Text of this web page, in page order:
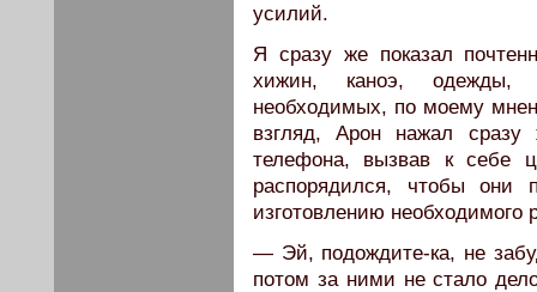
усилий.
Я сразу же показал
хижин, каноэ, одежды,
необходимых, по моему
взгляд, Арон нажал сразу
телефона, вызвав к себе
распорядился, чтобы они
изготовлению необходимого
— Эй, подождите-ка, не
потом за ними не стало